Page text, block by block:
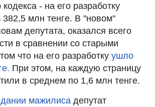
кодекса - на его разработку
382,5 млн тенге. В "новом"
депутата, оказался всего
в сравнении со старыми
что на его разработку ушло
При этом, на каждую страницу
в среднем по 1,6 млн тенге.
мажилиса депутат